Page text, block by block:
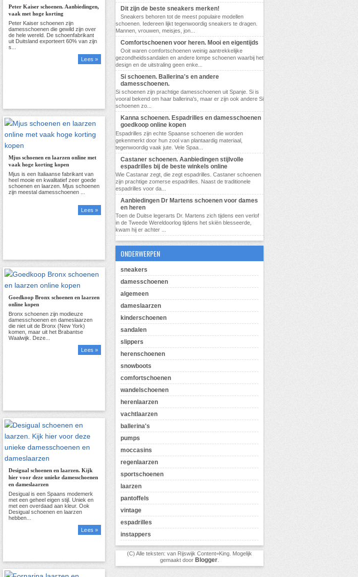
Peter Kaiser schoenen. Aanbiedingen,
vaak met hoge korting
Lees »
Mjus schoenen en laarzen online met
vaak hoge korting kopen
Lees »
Goedkoop Bronx schoenen en laarzen
online kopen
Lees »
Desigual schoenen en laarzen. Kijk
hier voor deze unieke damesschoenen
en dameslaarzen
Lees »
Dit zijn de beste sneakers merken!
Sneakers behoren tot de meest populaire modellen
schoenen. Iedereen lijkt tegenwoordig sneakers te dragen.
Mannen, vrouwen, meisjes, jon...
Comfortschoenen voor heren. Mooi en eigentijds
Ooit waren comfortschoenen weinig aantrekkelijke
gezondheidssandalen en andere lompe schoenen waarbij het
design en de uitstraling geen enke...
Si schoenen. Ballerina's en andere
damesschoenen.
Si schoenen zijn prachtige damesschoenen uit Spanje. Si is
vooral bekend om haar ballerina's, maar er zijn ook andere Si
schoenen zo...
Kanna schoenen. Espadrilles en damesschoenen
goedkoop online kopen
Espadrilles zijn echte Spaanse schoenen die worden
gekenmerkt door hun zool van plantaardig materiaal,
tegenwoordig vaak jute. Vele Spaa...
Castaner schoenen. Aanbiedingen stijlvolle
espadrilles bij de beste winkels online
Wie Castanar zegt, die zegt espadrilles. Castaner schoenen
zijn prachtige zomerse espadrilles. Naast de traditionele
espadrilles voor da...
Aanbiedingen Dr Martens schoenen voor dames
en heren
Toen de Duitse legerarts Dr. Martens zich tijdens een verlof
in de Tweede Wereldoorlog tijdens het skiën blesseerde,
kwam hij er achter ...
ONDERWERPEN
sneakers
damesschoenen
algemeen
dameslaarzen
kinderschoenen
sandalen
slippers
herenschoenen
snowboots
comfortschoenen
wandelschoenen
herenlaarzen
vachtlaarzen
ballerina's
pumps
moccasins
regenlaarzen
sportschoenen
laarzen
pantoffels
vintage
espadrilles
instappers
(C) Alle teksten: van Rijswijk Content=King. Mogelijk
gemaakt door Blogger